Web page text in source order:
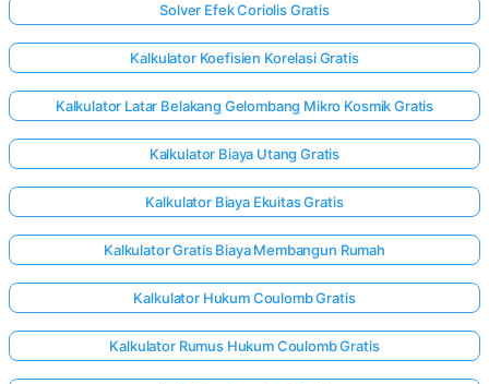
Solver Efek Coriolis Gratis
Kalkulator Koefisien Korelasi Gratis
Kalkulator Latar Belakang Gelombang Mikro Kosmik Gratis
Kalkulator Biaya Utang Gratis
Kalkulator Biaya Ekuitas Gratis
Kalkulator Gratis Biaya Membangun Rumah
Kalkulator Hukum Coulomb Gratis
Kalkulator Rumus Hukum Coulomb Gratis